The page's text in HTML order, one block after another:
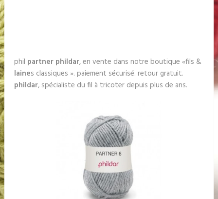
phil partner phildar, en vente dans notre boutique «fils &
laines classiques ». paiement sécurisé. retour gratuit.
phildar, spécialiste du fil à tricoter depuis plus de ans.